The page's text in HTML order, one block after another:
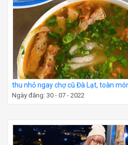
thu nhỏ ngay chợ cũ Đà Lạt, toàn
Ngày đăng: 30 - 07 - 2022